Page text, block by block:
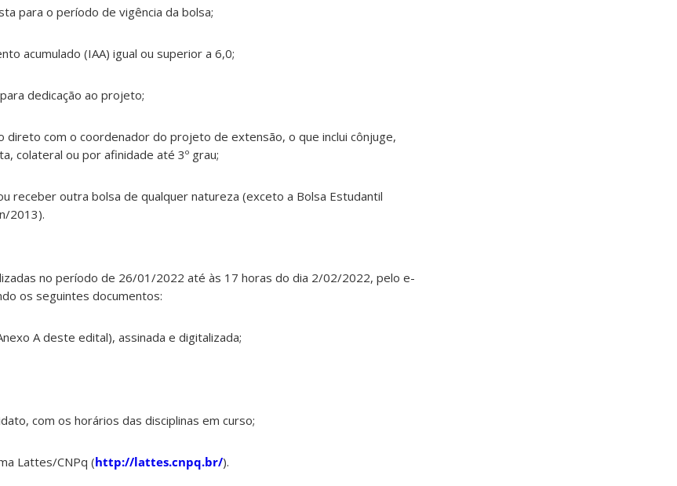
para o período de vigência da bolsa;
acumulado (IAA) igual ou superior a 6,0;
dedicação ao projeto;
direto com o coordenador do projeto de extensão, o que inclui cônjuge,
colateral ou por afinidade até 3º grau;
receber outra bolsa de qualquer natureza (exceto a Bolsa Estudantil
2013).
no período de 26/01/2022 até às 17 horas do dia 2/02/2022, pelo e-
os seguintes documentos:
A deste edital), assinada e digitalizada;
com os horários das disciplinas em curso;
Lattes/CNPq (http://lattes.cnpq.br/).